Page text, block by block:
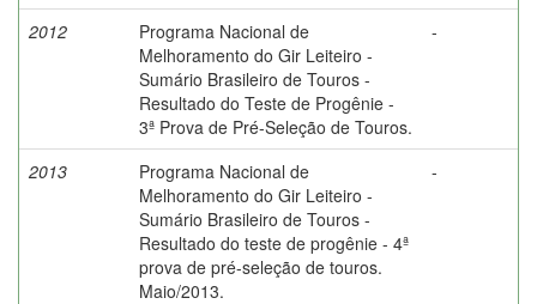
2012
Programa Nacional de
Melhoramento do Gir Leiteiro -
Sumário Brasileiro de Touros -
Resultado do Teste de Progênie -
3ª Prova de Pré-Seleção de Touros.
-
2013
Programa Nacional de
Melhoramento do Gir Leiteiro -
Sumário Brasileiro de Touros -
Resultado do teste de progênie - 4ª
prova de pré-seleção de touros.
Maio/2013.
-